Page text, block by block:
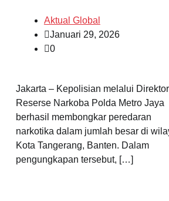
Aktual Global
Januari 29, 2026
0
Jakarta – Kepolisian melalui
Reserse Narkoba Polda Metro Jaya
berhasil membongkar peredaran
narkotika dalam jumlah besar di
Kota Tangerang, Banten. Dalam
pengungkapan tersebut, […]